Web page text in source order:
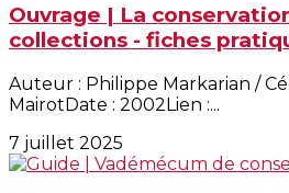
Ouvrage | La
collections - fiches
Auteur : Philippe Markarian /
MairotDate : 2002Lien :...
7 juillet 2025